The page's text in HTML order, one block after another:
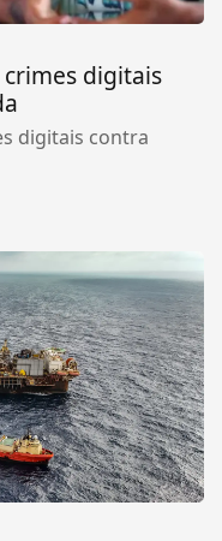
digitais
digitais contra